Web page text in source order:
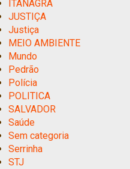
ITANAGRA
JUSTIÇA
Justiça
MEIO AMBIENTE
Mundo
Pedrão
Polícia
POLITICA
SALVADOR
Saúde
Sem categoria
Serrinha
STJ